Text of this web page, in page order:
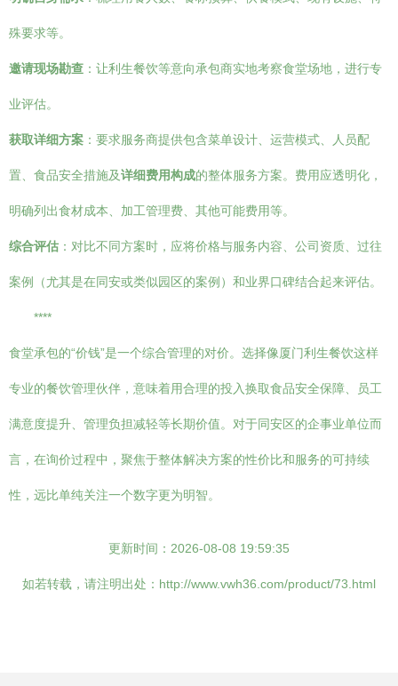
殊要求等。
邀请现场勘查 ：让利生餐饮等意向承包商实地考察食堂场地，进行专
业评估。
获取详细方案 ：要求服务商提供包含菜单设计、运营模式、人员配
置、食品安全措施及详细费用构成的整体服务方案。费用应透明化，
明确列出食材成本、加工管理费、其他可能费用等。
综合评估 ：对比不同方案时，应将价格与服务内容、公司资质、过往
案例（尤其是在同安或类似园区的案例）和业界口碑结合起来评估。
****
食堂承包的“价钱”是一个综合管理的对价。选择像厦门利生餐饮这样
专业的餐饮管理伙伴，意味着用合理的投入换取食品安全保障、员工
满意度提升、管理负担减轻等长期价值。对于同安区的企事业单位而
言，在询价过程中，聚焦于整体解决方案的性价比和服务的可持续
性，远比单纯关注一个数字更为明智。
更新时间：2026-08-08 19:59:35
如若转载，请注明出处：http://www.vwh36.com/product/73.html